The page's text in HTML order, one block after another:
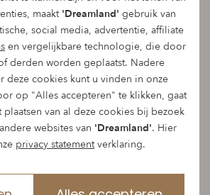
maakt 'Dreamland' gebruik van
social media, advertentie, affiliate
en vergelijkbare technologie, die door
derden worden geplaatst. Nadere
deze cookies kunt u vinden in onze
op "Alles accepteren" te klikken, gaat
van al deze cookies bij bezoek
websites van 'Dreamland'. Hier
privacy statementverklaring.
matras heeft een afdeklaag van
en heeft 10 verschillende
R en S. De matrashoes is
viscose en 68% PES. De hoes is